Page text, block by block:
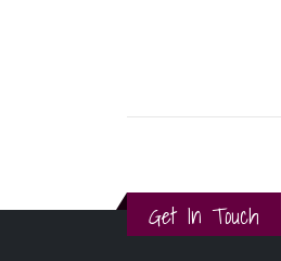
Get In Touch